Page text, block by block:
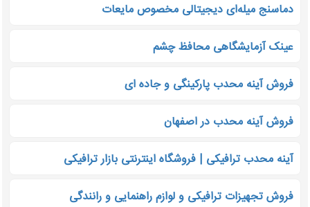
دماسنج میله‌ای دیجیتالی مخصوص مایعات
عینک آزمایشگاهی محافظ چشم
فروش آینه محدب پارکینگی و جاده ای
فروش آینه محدب در اصفهان
آینه محدب ترافیکی | فروشگاه اینترنتی بازار ترافیکی
فروش تجهیزات ترافیکی و لوازم راهنمایی و رانندگی